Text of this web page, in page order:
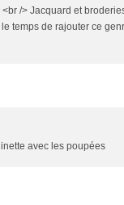
<br /> Jacquard et
temps de rajouter ce
avec les poupées